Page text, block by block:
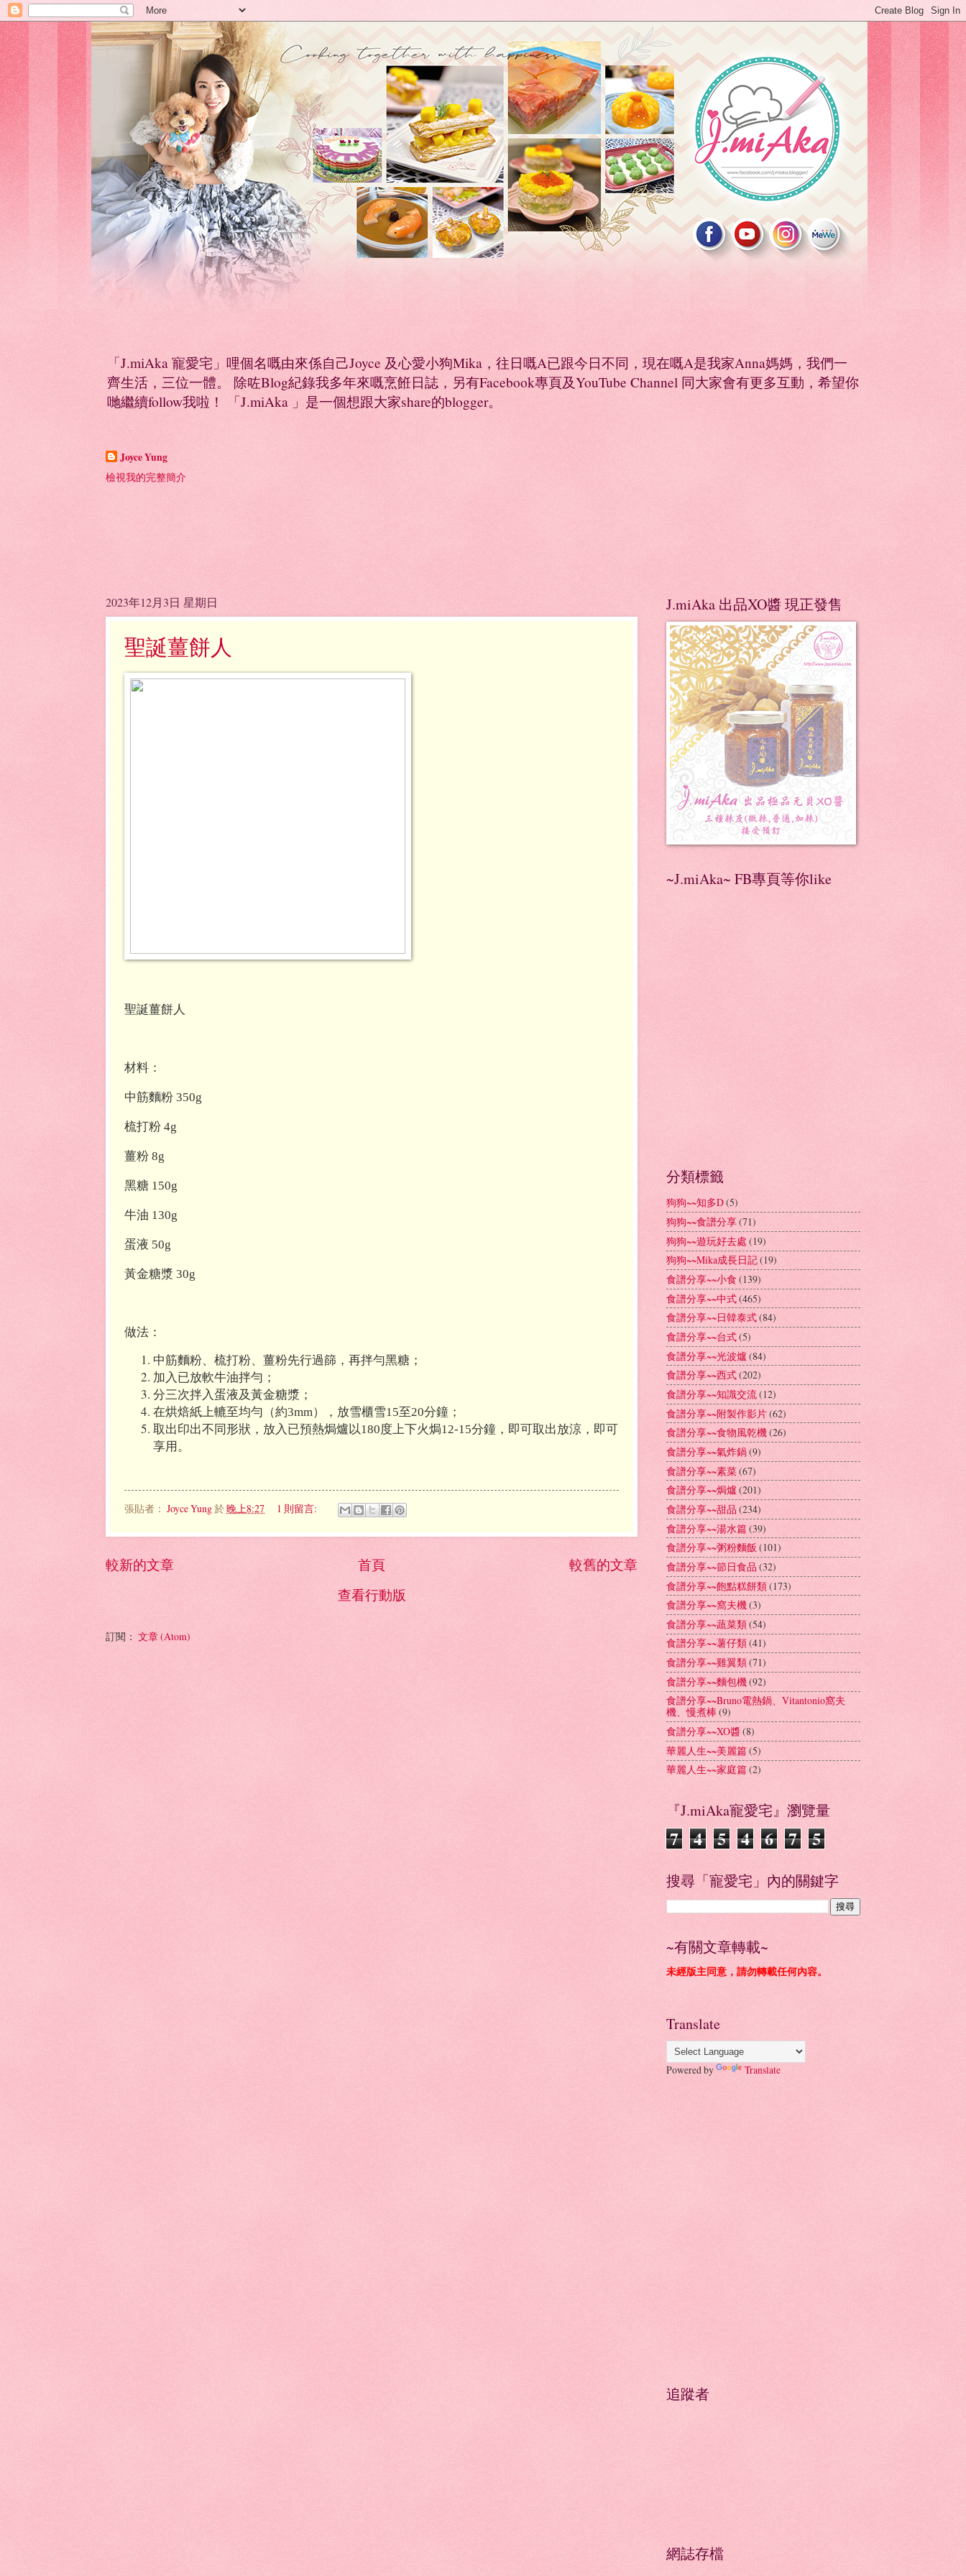
「J.miAka 寵愛宅」哩個名嘅由來係自己Joyce 及心愛小狗Mika，往日嘅A已跟今日不同，現在嘅A是我家Anna媽媽，我們一
齊生活，三位一體。 除咗Blog紀錄我多年來嘅烹餁日誌，另有Facebook專頁及YouTube Channel 同大家會有更多互動，希望你
哋繼續follow我啦！ 「J.miAka 」是一個想跟大家share的blogger。
Joyce Yung
檢視我的完整簡介
2023年12月3日 星期日
聖誕薑餅人
聖誕薑餅人
材料：
中筋麵粉 350g
梳打粉 4g
薑粉 8g
黑糖 150g
牛油 130g
蛋液 50g
黃金糖漿 30g
做法：
中筋麵粉、梳打粉、薑粉先行過篩，再拌勻黑糖；
加入已放軟牛油拌勻；
分三次拌入蛋液及黃金糖漿；
在烘焙紙上轆至均勻（約3mm），放雪櫃雪15至20分鐘；
取出印出不同形狀，放入已預熱焗爐以180度上下火焗12-15分鐘，即可取出放涼，即可
享用。
張貼者： Joyce Yung於晚上8:27 1 則留言:
較新的文章 較舊的文章
首頁
查看行動版
訂閱： 文章 (Atom)
J.miAka 出品XO醬 現正發售
~J.miAka~ FB專頁等你like
分類標籤
狗狗~~知多D(5)
狗狗~~食譜分享(71)
狗狗~~遊玩好去處 (19)
狗狗~~Mika成長日記(19)
食譜分享~~小食 (139)
食譜分享~~中式(465)
食譜分享~~日韓泰式(84)
食譜分享~~台式(5)
食譜分享~~光波爐 (84)
食譜分享~~西式(202)
食譜分享~~知識交流(12)
食譜分享~~附製作影片(62)
食譜分享~~食物風乾機(26)
食譜分享~~氣炸鍋(9)
食譜分享~~素菜(67)
食譜分享~~焗爐 (201)
食譜分享~~甜品 (234)
食譜分享~~湯水篇(39)
食譜分享~~粥粉麵飯 (101)
食譜分享~~節日食品 (32)
食譜分享~~飽點糕餅類(173)
食譜分享~~窩夫機(3)
食譜分享~~蔬菜類(54)
食譜分享~~薯仔類(41)
食譜分享~~雞翼類(71)
食譜分享~~麵包機(92)
食譜分享~~Bruno電熱鍋、Vitantonio窩夫
機、慢煮棒(9)
食譜分享~~XO醬(8)
華麗人生~~美麗篇(5)
華麗人生~~家庭篇(2)
『J.miAka寵愛宅』瀏覽量
7 4 5 4 6 7 5
搜尋「寵愛宅」內的關鍵字
~有關文章轉載~
未經版主同意，請勿轉載任何內容。
Translate
Powered by Translate
追蹤者
網誌存檔